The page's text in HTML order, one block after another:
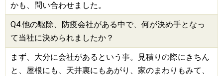
かも、問い合わせました。
Q4.他の駆除、 防疫会社がある中で、何が決め手となっ
て当社に決められましたか？
まず、大分に会社があるという事。見積りの際にきちん
と、屋根にも、天井裏にもあがり、家のまわりもみて、